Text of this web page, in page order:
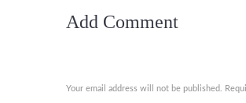
Add Comment
Your email address will not be published.